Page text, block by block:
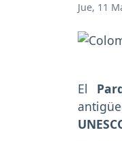
Jue, 11
El